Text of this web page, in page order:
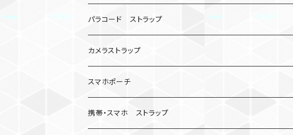
シャックル
数珠
ベルトループ
クボタン
キーケース
人形
iPhone
カナビラウォッチ
腕時計
アップルウォッチ
バックル
パラコード ストラップ
サバイバルツール
カメラストラップ
スマホポーチ
携帯・スマホ ストラップ